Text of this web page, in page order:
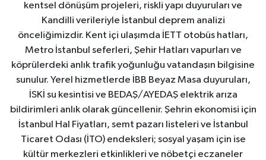
kentsel dönüşüm projeleri, riskli yapı duyuruları ve
Kandilli verileriyle İstanbul deprem analizi
önceliğimizdir. Kent içi ulaşımda İETT otobüs hatları,
Metro İstanbul seferleri, Şehir Hatları vapurları ve
köprülerdeki anlık trafik yoğunluğu vatandaşın bilgisine
sunulur. Yerel hizmetlerde İBB Beyaz Masa duyuruları,
İSKİ su kesintisi ve BEDAŞ/AYEDAŞ elektrik arıza
bildirimleri anlık olarak güncellenir. Şehrin ekonomisi için
İstanbul Hal Fiyatları, semt pazarı listeleri ve İstanbul
Ticaret Odası (İTO) endeksleri; sosyal yaşam için ise
kültür merkezleri etkinlikleri ve nöbetçi eczaneler